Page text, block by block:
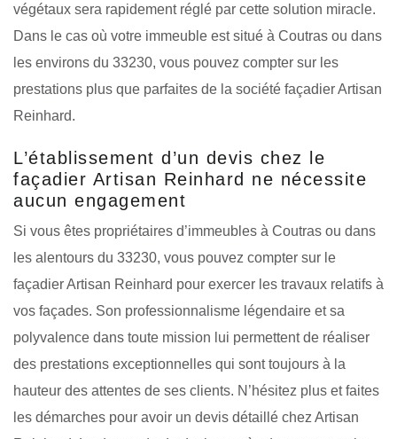
végétaux sera rapidement réglé par cette solution miracle.
Dans le cas où votre immeuble est situé à Coutras ou dans
les environs du 33230, vous pouvez compter sur les
prestations plus que parfaites de la société façadier Artisan
Reinhard.
L’établissement d’un devis chez le
façadier Artisan Reinhard ne nécessite
aucun engagement
Si vous êtes propriétaires d’immeubles à Coutras ou dans
les alentours du 33230, vous pouvez compter sur le
façadier Artisan Reinhard pour exercer les travaux relatifs à
vos façades. Son professionnalisme légendaire et sa
polyvalence dans toute mission lui permettent de réaliser
des prestations exceptionnelles qui sont toujours à la
hauteur des attentes de ses clients. N’hésitez plus et faites
les démarches pour avoir un devis détaillé chez Artisan